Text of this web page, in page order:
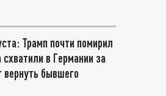
Трамп почти помирил
в Германии за
бывшего